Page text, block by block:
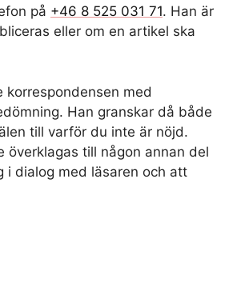
på +46 8 525 031 71. Han är
eller om en artikel ska
med
Han granskar då både
till varför du inte är nöjd.
till någon annan del
i dialog med läsaren och att